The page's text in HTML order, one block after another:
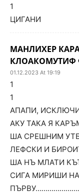
1
ЦИГАНИ
МАНЛИХЕР
КЛОАКОМУТИФ
01.12.2023 At 19:19
1
1
АПАПИ,
АКУ ТАКА Я
ША СРЕШНИМ
ЛЕФСКИ И
ША НЪ МЛАТИ
СИГА МИРИШИ